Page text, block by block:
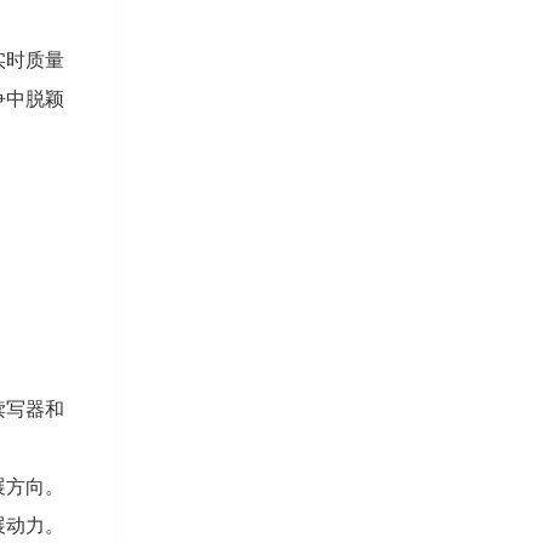
时质量
中脱颖
写器和
向。
力。